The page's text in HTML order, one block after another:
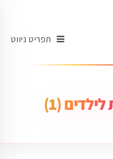
תפריט ניווט
(1)